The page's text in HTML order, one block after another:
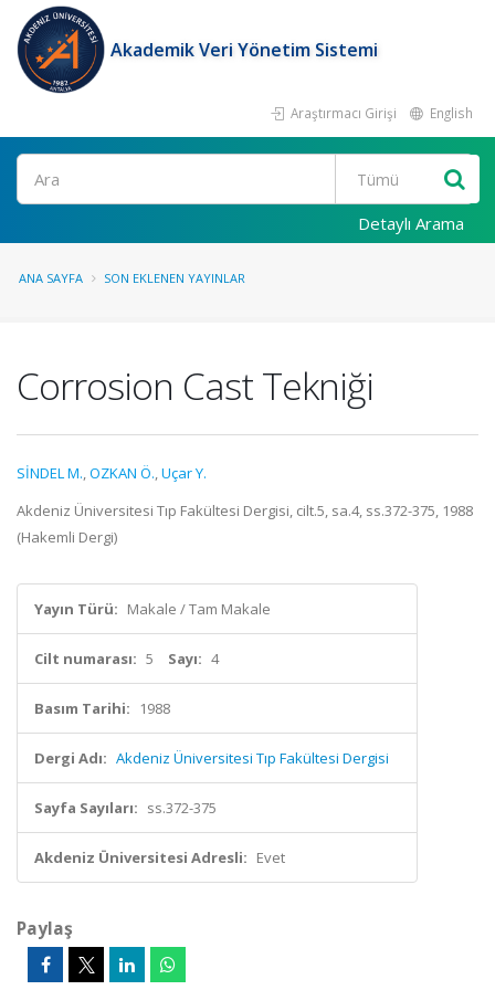
Akademik Veri Yönetim Sistemi
Araştırmacı Girişi English
Ara
Detaylı Arama
ANA SAYFA SON EKLENEN YAYINLAR
Corrosion Cast Tekniği
SİNDEL M.,OZKAN Ö.,Uçar Y.
Akdeniz Üniversitesi Tıp Fakültesi Dergisi, cilt.5, sa.4, ss.372-375, 1988
(Hakemli Dergi)
Yayın Türü: Makale / Tam Makale
Cilt numarası: 5 Sayı: 4
Basım Tarihi: 1988
Dergi Adı: Akdeniz Üniversitesi Tıp Fakültesi Dergisi
Sayfa Sayıları: ss.372-375
Akdeniz Üniversitesi Adresli: Evet
Paylaş